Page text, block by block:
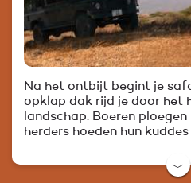
Na het ontbijt begint je
opklap dak rijd je door het
landschap. Boeren ploegen
herders hoeden hun
﹀